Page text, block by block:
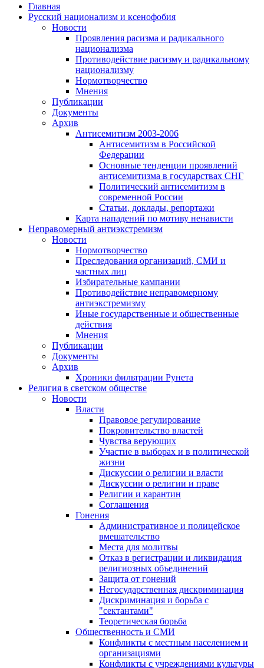
Главная
Русский национализм и ксенофобия
Новости
Проявления расизма и радикального
национализма
Противодействие расизму и радикальному
национализму
Нормотворчество
Мнения
Публикации
Документы
Архив
Антисемитизм 2003-2006
Антисемитизм в Российской
Федерации
Основные тенденции проявлений
антисемитизма в государствах СНГ
Политический антисемитизм в
современной России
Статьи, доклады, репортажи
Карта нападений по мотиву ненависти
Неправомерный антиэкстремизм
Новости
Нормотворчество
Преследования организаций, СМИ и
частных лиц
Избирательные кампании
Противодействие неправомерному
антиэкстремизму
Иные государственные и общественные
действия
Мнения
Публикации
Документы
Архив
Хроники фильтрации Рунета
Религия в светском обществе
Новости
Власти
Правовое регулирование
Покровительство властей
Чувства верующих
Участие в выборах и в политической
жизни
Дискуссии о религии и власти
Дискуссии о религии и праве
Религии и карантин
Соглашения
Гонения
Административное и полицейское
вмешательство
Места для молитвы
Отказ в регистрации и ликвидация
религиозных объединений
Защита от гонений
Негосударственная дискриминация
Дискриминация и борьба с
"сектантами"
Теоретическая борьба
Общественность и СМИ
Конфликты с местным населением и
организациями
Конфликты с учреждениями культуры